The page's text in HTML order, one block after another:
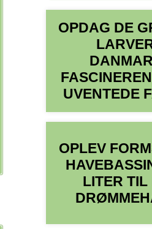
OPDAG DE
UVENTEDE
OPLEV
LITER TIL